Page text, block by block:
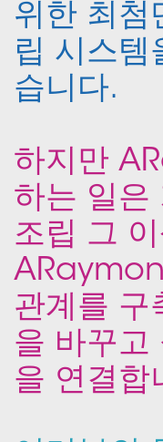
위한 최첨
립 시스템
습니다.
하지만
하는 일은
조립 그
관계를 구
을 바꾸고
을 연결합